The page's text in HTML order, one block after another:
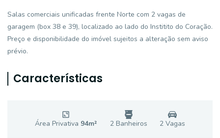
Salas comerciais unificadas frente Norte com 2 vagas de
garagem (box 38 e 39), localizado ao lado do Institito do Coração.
Preço e disponibilidade do imóvel sujeitos a alteração sem aviso
prévio.
Características
Área Privativa 94m² 2Banheiros 2 Vagas